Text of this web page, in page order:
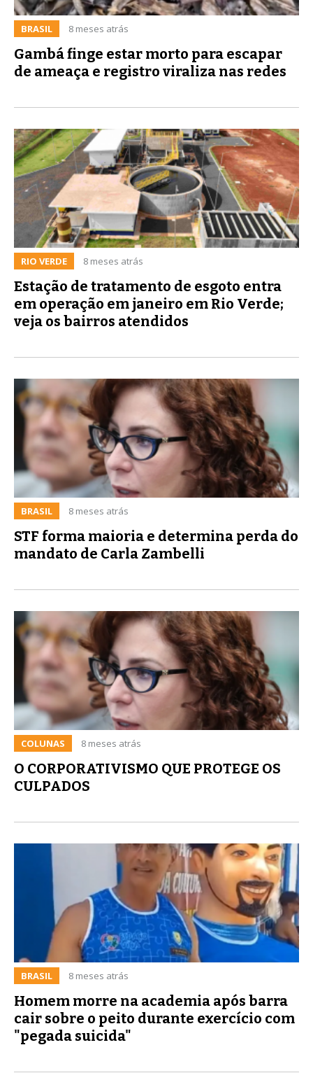
BRASIL 8 meses atrás
Gambá finge estar morto para escapar
de ameaça e registro viraliza nas redes
RIO VERDE 8 meses atrás
Estação de tratamento de esgoto entra
em operação em janeiro em Rio Verde;
veja os bairros atendidos
BRASIL 8 meses atrás
STF forma maioria e determina perda do
mandato de Carla Zambelli
COLUNAS 8 meses atrás
O CORPORATIVISMO QUE PROTEGE OS
CULPADOS
BRASIL 8 meses atrás
Homem morre na academia após barra
cair sobre o peito durante exercício com
"pegada suicida"